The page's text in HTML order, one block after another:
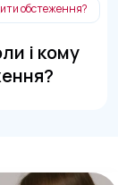
обстеження?
і кому